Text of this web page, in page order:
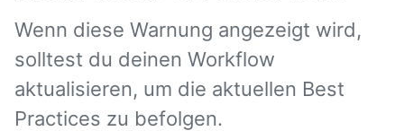
Wenn diese Warnung angezeigt wird,
solltest du deinen Workflow
aktualisieren, um die aktuellen Best
Practices zu befolgen.